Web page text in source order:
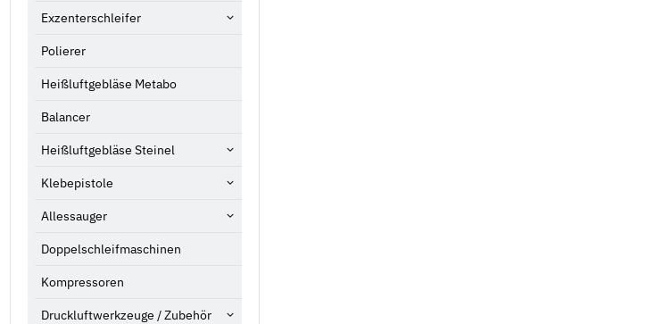
Exzenterschleifer
Polierer
Heißluftgebläse Metabo
Balancer
Heißluftgebläse Steinel
Klebepistole
Allessauger
Doppelschleifmaschinen
Kompressoren
Druckluftwerkzeuge / Zubehör